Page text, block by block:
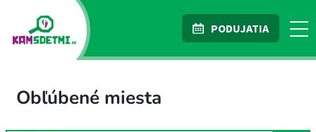
PODUJATIA
Obľúbené miesta